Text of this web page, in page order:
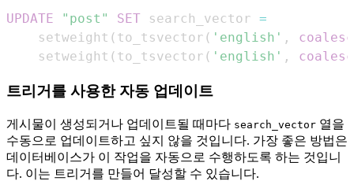
UPDATE "post" SET search_vector =
    setweight
( to_tsvector ( 'english' ,
    setweight
( to_tsvector ( 'english' ,
트리거를 사용한 자동 업데이트
게시물이 생성되거나 업데이트될 때마다 search_vector 열을
수동으로 업데이트하고 싶지 않을 것입니다. 가장 좋은 방법은
데이터베이스가 이 작업을 자동으로 수행하도록 하는 것입니
다. 이는 트리거를 만들어 달성할 수 있습니다.